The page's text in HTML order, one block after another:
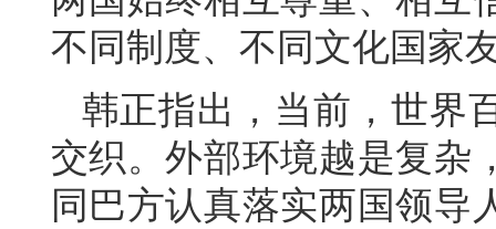
不同制度、不同文化国家
韩正指出，当前，世界
交织。外部环境越是复杂
同巴方认真落实两国领导